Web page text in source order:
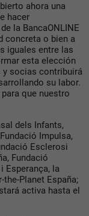
ahora una
hacer
la BancaONLINE
concreta o bien a
iguales entre las
esta elección
socias contribuirá
su labor.
que nuestro
dels Infants,
Impulsa,
Esclerosi
Fundació
Esperança, la
the-Planet España;
activa hasta el